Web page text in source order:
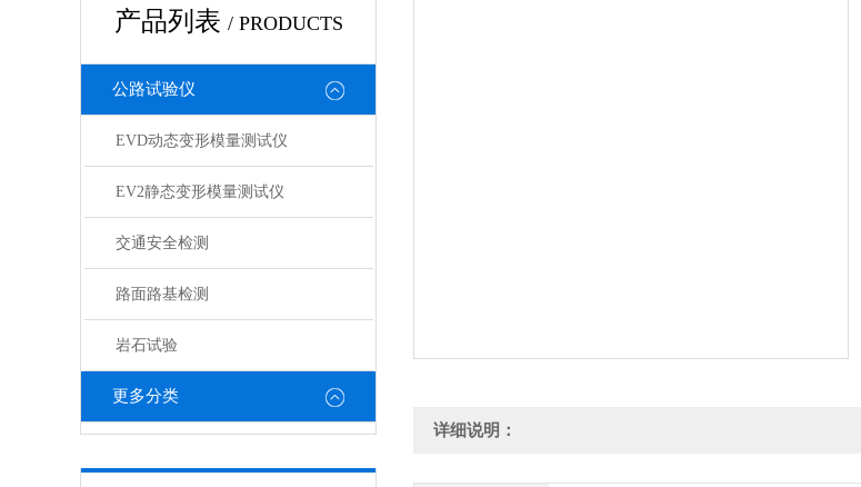
产品列表 / PRODUCTS
公路试验仪
EVD动态变形模量测试仪
EV2静态变形模量测试仪
交通安全检测
路面路基检测
岩石试验
更多分类
详细说明：